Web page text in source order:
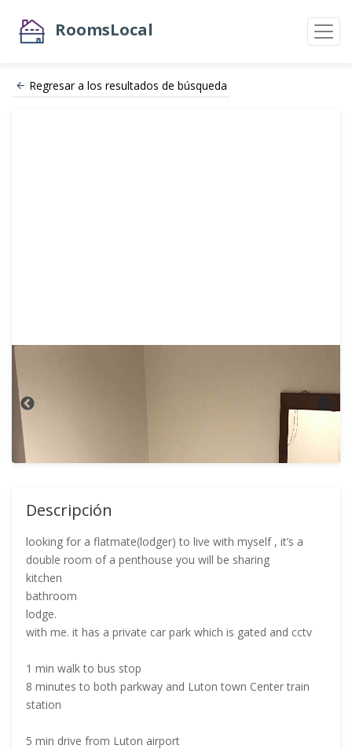
RoomsLocal
Regresar a los resultados de búsqueda
Descripción
looking for a flatmate(lodger) to live with myself , it’s a
double room of a penthouse you will be sharing
kitchen
bathroom
lodge.
with me. it has a private car park which is gated and cctv
1 min walk to bus stop
8 minutes to both parkway and Luton town Center train
station
5 min drive from Luton airport